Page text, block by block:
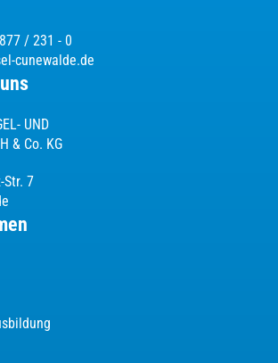
/ 231 - 0
cunewalde.de
UND
& Co. KG
Str. 7